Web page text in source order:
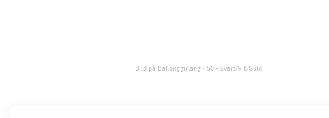
Bild på Ballonggirlang - 50 - Svart/Vit/Guld